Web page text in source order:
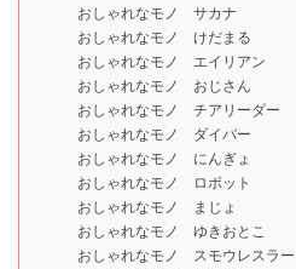
おしゃれなモノ サカナ
おしゃれなモノ けだまる
おしゃれなモノ エイリアン
おしゃれなモノ おじさん
おしゃれなモノ チアリーダー
おしゃれなモノ ダイバー
おしゃれなモノ にんぎょ
おしゃれなモノ ロボット
おしゃれなモノ まじょ
おしゃれなモノ ゆきおとこ
おしゃれなモノ スモウレスラー